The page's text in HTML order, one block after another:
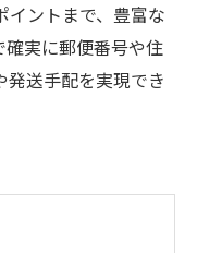
イントまで、豊富な
確実に郵便番号や住
送手配を実現でき